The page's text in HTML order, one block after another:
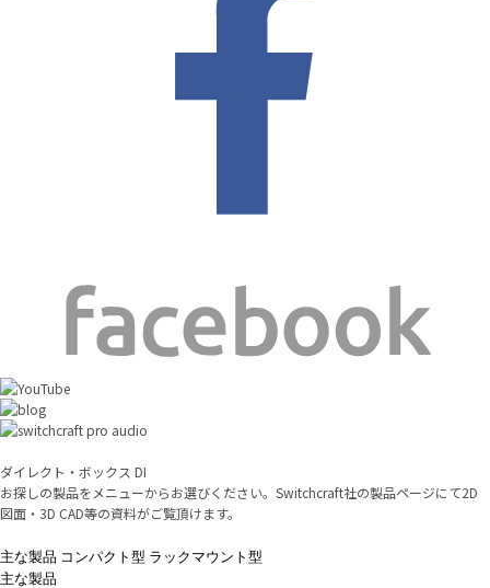
ダイレクト・ボックス DI
お探しの製品をメニューからお選びください。Switchcraft社の製品ページにて2D
図面・3D CAD等の資料がご覧頂けます。
主な製品 コンパクト型 ラックマウント型
主な製品